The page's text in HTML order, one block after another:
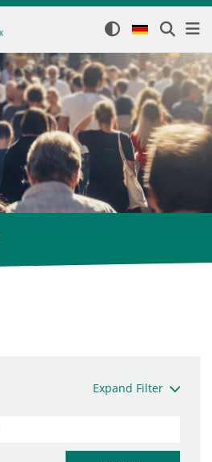
Expand Filter